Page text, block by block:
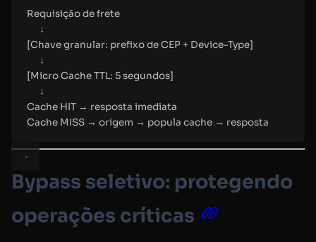
Requisição de frete
↓
[Chave granular: prefixo de CEP + Device-Type]
↓
[Micro Cache TTL: 5 segundos]
↓
Cache HIT → resposta imediata
Cache MISS → origem → popula cache → resposta
Bypass seletivo: protegendo
operações críticas